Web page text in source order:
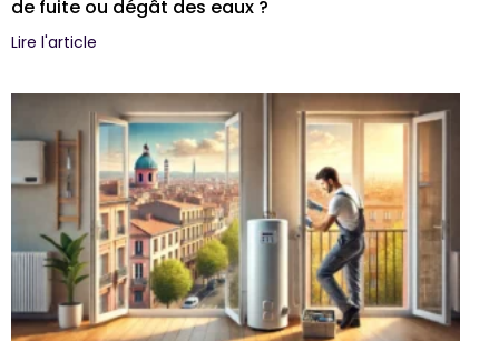
de fuite ou dégât des eaux ?
Lire l'article